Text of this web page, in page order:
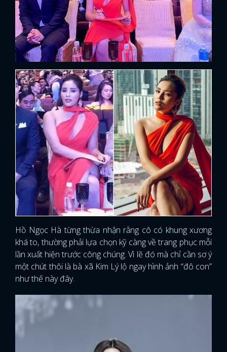
Hồ Ngọc Hà từng thừa nhận rằng cô có khung xương
khá to, thường phải lựa chọn kỹ càng về trang phục mỗi
lần xuất hiện trước công chúng. Vì lẽ đó mà chỉ cần sơ ý
một chút thôi là bà xã Kim Lý lộ ngay hình ảnh “đô con”
như thế này đây.